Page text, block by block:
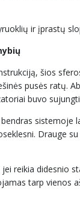
ir įprastų
šios
pusės ratų.
buvo
Drauge
reikia didesnio
tarp